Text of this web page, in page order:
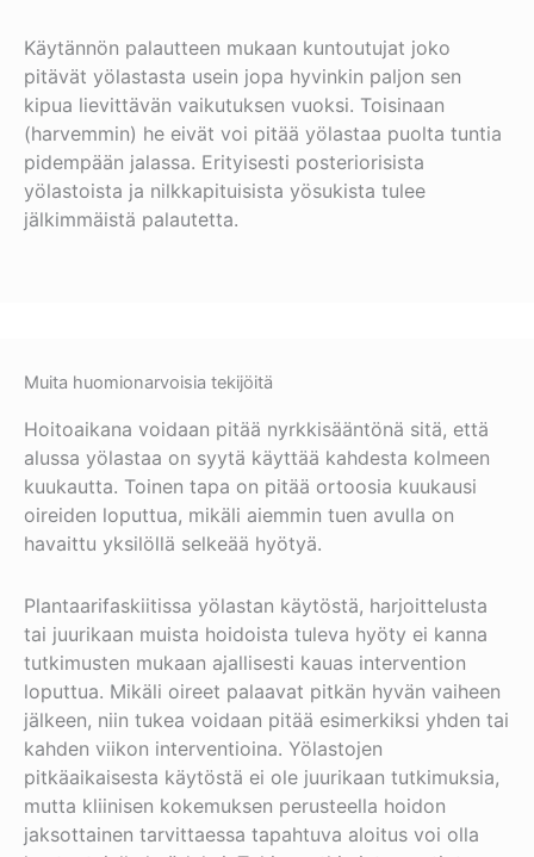
Käytännön palautteen mukaan kuntoutujat joko
pitävät yölastasta usein jopa hyvinkin paljon sen
kipua lievittävän vaikutuksen vuoksi. Toisinaan
(harvemmin) he eivät voi pitää yölastaa puolta tuntia
pidempään jalassa. Erityisesti posteriorisista
yölastoista ja nilkkapituisista yösukista tulee
jälkimmäistä palautetta.
Muita huomionarvoisia tekijöitä
Hoitoaikana voidaan pitää nyrkkisääntönä sitä, että
alussa yölastaa on syytä käyttää kahdesta kolmeen
kuukautta. Toinen tapa on pitää ortoosia kuukausi
oireiden loputtua, mikäli aiemmin tuen avulla on
havaittu yksilöllä selkeää hyötyä.
Plantaarifaskiitissa yölastan käytöstä, harjoittelusta
tai juurikaan muista hoidoista tuleva hyöty ei kanna
tutkimusten mukaan ajallisesti kauas intervention
loputtua. Mikäli oireet palaavat pitkän hyvän vaiheen
jälkeen, niin tukea voidaan pitää esimerkiksi yhden tai
kahden viikon interventioina. Yölastojen
pitkäaikaisesta käytöstä ei ole juurikaan tutkimuksia,
mutta kliinisen kokemuksen perusteella hoidon
jaksottainen tarvittaessa tapahtuva aloitus voi olla